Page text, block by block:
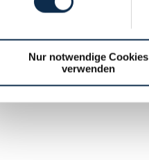
Nur notwendige Cookies
verwenden